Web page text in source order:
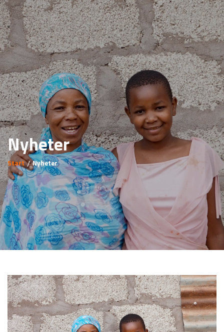
Nyheter
Start Nyheter